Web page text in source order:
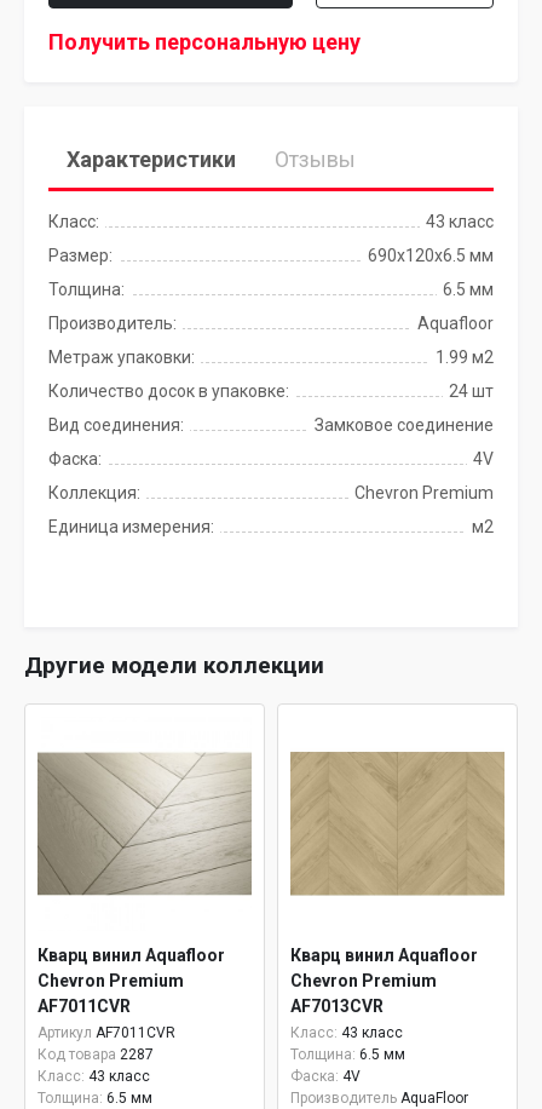
Получить персональную цену
Характеристики Отзывы
Класс:
43 класс
Размер:
690х120х6.5 мм
Толщина:
6.5 мм
Производитель:
Aquafloor
Метраж упаковки:
1.99 м2
Количество досок в упаковке:
24 шт
Вид соединения:
Замковое соединение
Фаска:
4V
Коллекция:
Chevron Premium
Единица измерения:
м2
Другие модели коллекции
Кварц винил Aquafloor
Chevron Premium
AF7011CVR
Артикул AF7011CVR
Код товара 2287
Класс: 43 класс
Толщина: 6.5 мм
Кварц винил Aquafloor
Chevron Premium
AF7013CVR
Класс: 43 класс
Толщина: 6.5 мм
Фаска: 4V
Производитель AquaFloor